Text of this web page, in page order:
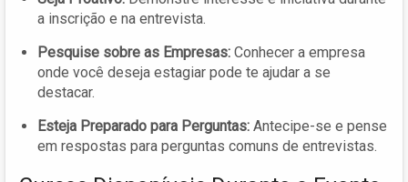
a inscrição e na entrevista.
Pesquise sobre as Empresas: Conhecer a empresa
onde você deseja estagiar pode te ajudar a se
destacar.
Esteja Preparado para Perguntas: Antecipe-se e pense
em respostas para perguntas comuns de entrevistas.